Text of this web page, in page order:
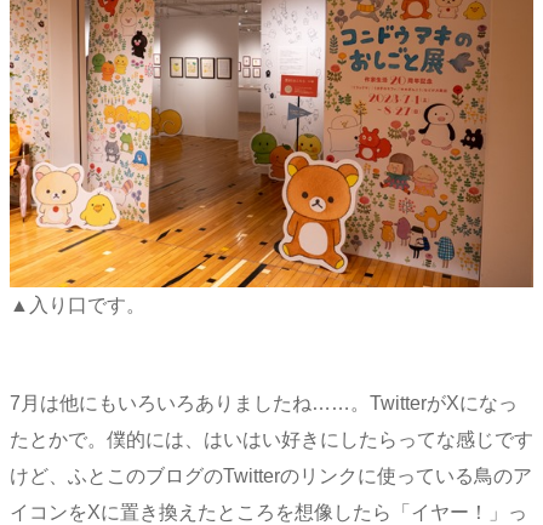
▲入り口です。
7月は他にもいろいろありましたね……。TwitterがXになっ
たとかで。僕的には、はいはい好きにしたらってな感じです
けど、ふとこのブログのTwitterのリンクに使っている鳥のア
イコンをXに置き換えたところを想像したら「イヤー！」っ